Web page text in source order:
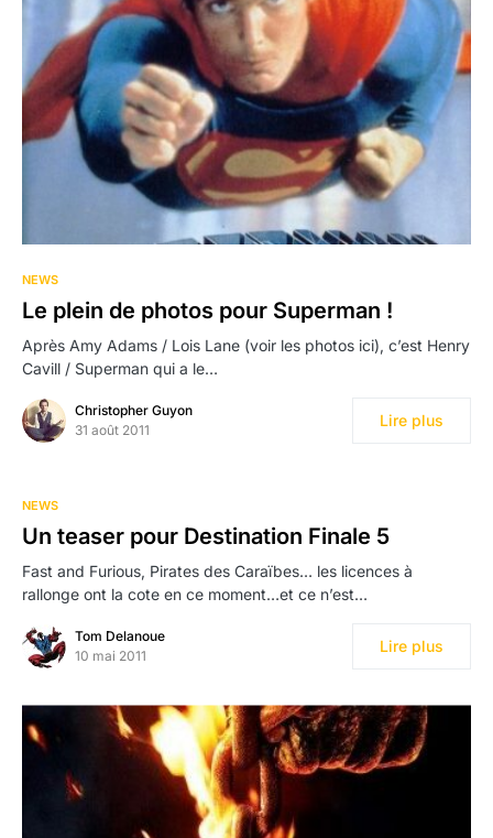
NEWS
Le plein de photos pour Superman !
Après Amy Adams / Lois Lane (voir les photos ici), c’est Henry
Cavill / Superman qui a le…
Christopher Guyon
31 août 2011
Lire plus
NEWS
Un teaser pour Destination Finale 5
Fast and Furious, Pirates des Caraïbes… les licences à
rallonge ont la cote en ce moment…et ce n’est…
Tom Delanoue
10 mai 2011
Lire plus